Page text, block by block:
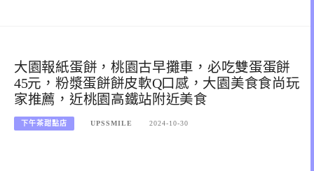
大園報紙蛋餅，桃園古早攤車，必吃雙蛋蛋餅
45元，粉漿蛋餅餅皮軟Q口感，大園美食食尚玩
家推薦，近桃園高鐵站附近美食
下午茶甜點店 UPSSMILE 2024-10-30